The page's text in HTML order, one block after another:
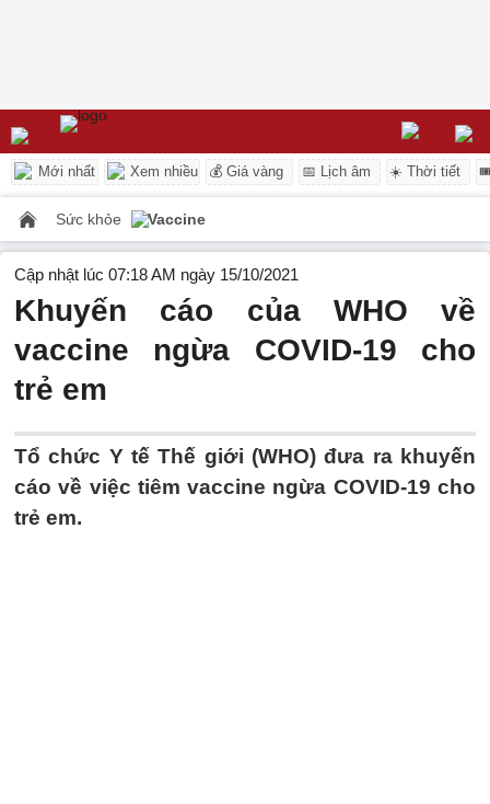
Mới nhất Xem nhiều 💰 Giá vàng 📅 Lịch âm ☀️ Thời tiết
Sức khỏe Vaccine
Cập nhật lúc 07:18 AM ngày 15/10/2021
Khuyến cáo của WHO về
vaccine ngừa COVID-19 cho
trẻ em
Tổ chức Y tế Thế giới (WHO) đưa ra khuyến
cáo về việc tiêm vaccine ngừa COVID-19 cho
trẻ em.